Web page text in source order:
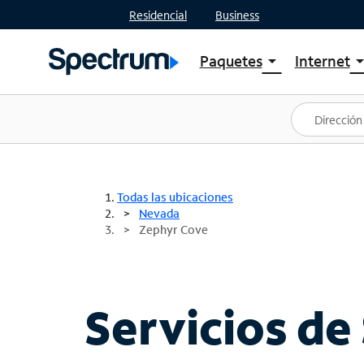
Residencial Business
Paquetesarrow_drop_down
Ver paquetes
Spectrum One
Mejores ofertas
Internetarrow_drop_down
Planes
Todas las ubicaciones
Nevada
Zephyr Cove
Servicios